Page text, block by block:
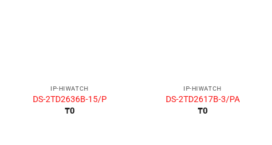
IP-HIWATCH
DS-2TD2636B-15/P
₸0
IP-HIWATCH
DS-2TD2617B-3/PA
₸0